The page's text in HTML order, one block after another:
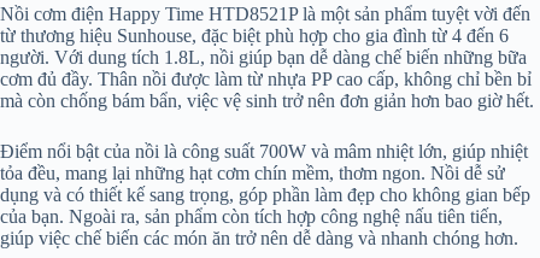
Nồi cơm điện Happy Time HTD8521P là một sản phẩm tuyệt vời đến
từ thương hiệu Sunhouse, đặc biệt phù hợp cho gia đình từ 4 đến 6
người. Với dung tích 1.8L, nồi giúp bạn dễ dàng chế biến những bữa
cơm đủ đầy. Thân nồi được làm từ nhựa PP cao cấp, không chỉ bền bỉ
mà còn chống bám bẩn, việc vệ sinh trở nên đơn giản hơn bao giờ hết.
Điểm nổi bật của nồi là công suất 700W và mâm nhiệt lớn, giúp nhiệt
tỏa đều, mang lại những hạt cơm chín mềm, thơm ngon. Nồi dễ sử
dụng và có thiết kế sang trọng, góp phần làm đẹp cho không gian bếp
của bạn. Ngoài ra, sản phẩm còn tích hợp công nghệ nấu tiên tiến,
giúp việc chế biến các món ăn trở nên dễ dàng và nhanh chóng hơn.